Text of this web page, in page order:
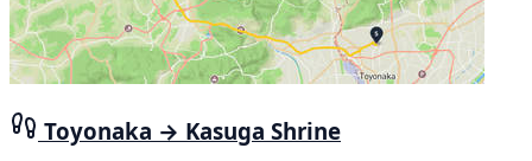
Toyonaka → Kasuga Shrine